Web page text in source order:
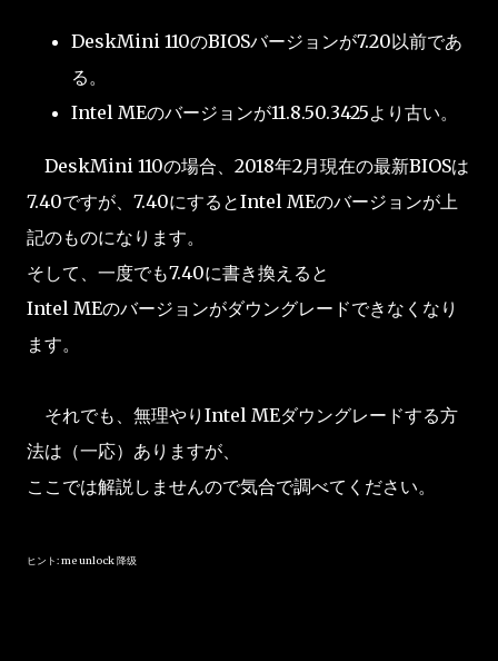
DeskMini 110のBIOSバージョンが7.20以前であ
る。
Intel MEのバージョンが11.8.50.3425より古い。
DeskMini 110の場合、2018年2月現在の最新BIOSは
7.40ですが、7.40にするとIntel MEのバージョンが上
記のものになります。
そして、一度でも7.40に書き換えると
Intel MEのバージョンがダウングレードできなくなり
ます。
それでも、無理やりIntel MEダウングレードする方
法は（一応）ありますが、
ここでは解説しませんので気合で調べてください。
ヒント: me unlock 降级